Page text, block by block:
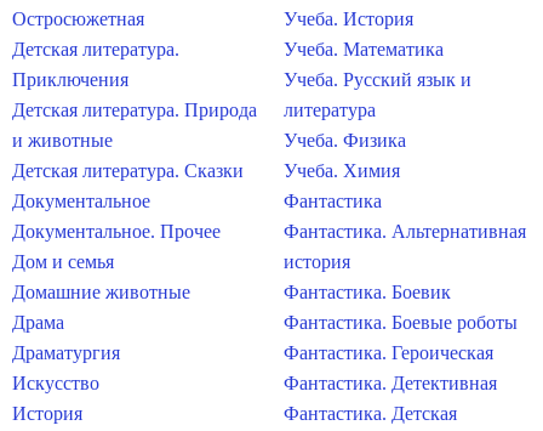
Остросюжетная
Детская литература.
Приключения
Детская литература. Природа
и животные
Детская литература. Сказки
Документальное
Документальное. Прочее
Дом и семья
Домашние животные
Драма
Драматургия
Искусство
История
Учеба. История
Учеба. Математика
Учеба. Русский язык и
литература
Учеба. Физика
Учеба. Химия
Фантастика
Фантастика. Альтернативная
история
Фантастика. Боевик
Фантастика. Боевые роботы
Фантастика. Героическая
Фантастика. Детективная
Фантастика. Детская